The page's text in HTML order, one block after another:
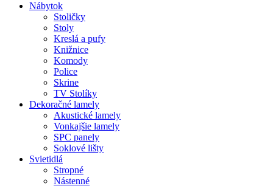
Nábytok
Stoličky
Stoly
Kreslá a pufy
Knižnice
Komody
Police
Skrine
TV Stolíky
Dekoračné lamely
Akustické lamely
Vonkajšie lamely
SPC panely
Soklové lišty
Svietidlá
Stropné
Nástenné